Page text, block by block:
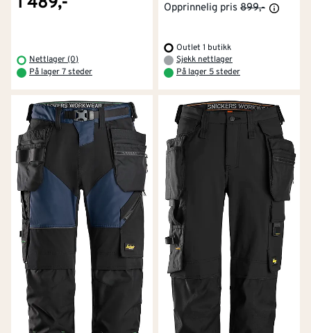
Advanced
-serie representerer det siste innen
stretch og lettvektsmaterialer. De avanserte
arbeidsbuksene benytter slitesterke materialer som
Cordura® på utsatte steder, og mange modeller er
Robuste bukser fra Blåkläder
Blåkläder
er synonymt med slitestyrke og robusthet,
og deres varemerke er ofte den karakteristiske gule
logoen. De har et rykte på seg for å lage bukser som er
"tøffe som juling" og er et godt valg for dem som
trenger maksimal holdbarhet. Arbeidsbuksene er laget
i kraftige materialer som tåler stor slitasje. Blåkläder
har også et godt utvalg av varselklær og
flammehemmende bukser.
Timbra – prisgunstig og slitesterk
Nettlager (0)
På lager 7 steder
Opprinnelig pris 899,-
Outlet 1 butikk
Sjekk nettlager
På lager 5 steder